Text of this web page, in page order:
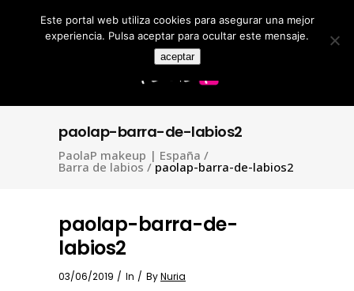
Search
for:
paolap-barra-de-labios2
PaolaP makeup | España /
Barra de labios /paolap-barra-de-labios2
paolap-barra-de-
labios2
03/06/2019 In ByNuria
Este portal web utiliza cookies para asegurar una mejor
experiencia. Pulsa aceptar para ocultar este mensaje.
aceptar